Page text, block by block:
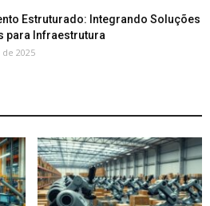
Estruturado: Integrando Soluções
para Infraestrutura
2025